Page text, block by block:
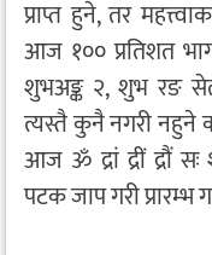
प्राप्त हुने, तर
आज १०० प्रतिशत
शुभअङ्क २, शुभ रङ
त्यस्तै कुनै नगरी नहुने
आज ॐ द्रां द्रीं द्रौं
पटक जाप गरी